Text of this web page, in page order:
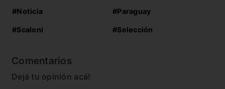
#Noticia #Paraguay
#Scaloni #Selección
Comentarios
Dejá tu opinión acá!